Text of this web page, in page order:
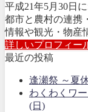
平成21年5月30日に
都市と農村の連携
情報や観光・物産
詳しいプロフィー
最近の投稿
逢瀬祭 ～夏
わくわくワ
(日)